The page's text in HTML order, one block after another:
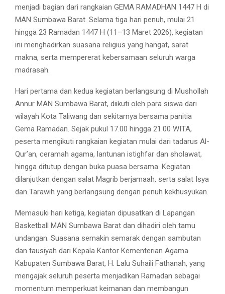
menjadi bagian dari rangkaian GEMA RAMADHAN 1447 H di
MAN Sumbawa Barat. Selama tiga hari penuh, mulai 21
hingga 23 Ramadan 1447 H (11–13 Maret 2026), kegiatan
ini menghadirkan suasana religius yang hangat, sarat
makna, serta mempererat kebersamaan seluruh warga
madrasah.
Hari pertama dan kedua kegiatan berlangsung di Mushollah
Annur MAN Sumbawa Barat, diikuti oleh para siswa dari
wilayah Kota Taliwang dan sekitarnya bersama panitia
Gema Ramadan. Sejak pukul 17.00 hingga 21.00 WITA,
peserta mengikuti rangkaian kegiatan mulai dari tadarus Al-
Qur’an, ceramah agama, lantunan istighfar dan sholawat,
hingga ditutup dengan buka puasa bersama. Kegiatan
dilanjutkan dengan salat Magrib berjamaah, serta salat Isya
dan Tarawih yang berlangsung dengan penuh kekhusyukan.
Memasuki hari ketiga, kegiatan dipusatkan di Lapangan
Basketball MAN Sumbawa Barat dan dihadiri oleh tamu
undangan. Suasana semakin semarak dengan sambutan
dan tausiyah dari Kepala Kantor Kementerian Agama
Kabupaten Sumbawa Barat, H. Lalu Suhaili Fathanah, yang
mengajak seluruh peserta menjadikan Ramadan sebagai
momentum memperkuat keimanan dan membangun